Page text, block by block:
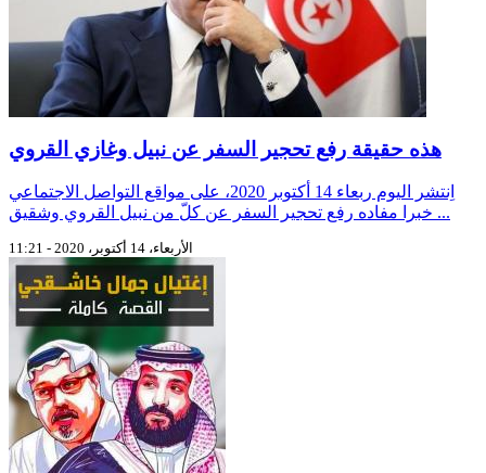
هذه حقيقة رفع تحجير السفر عن نبيل وغازي القروي
اِنتشر اليوم ربعاء 14 أكتوبر 2020، على مواقع التواصل الاجتماعي
خبرا مفاده رفع تحجير السفر عن كلّ من نبيل القروي وشقيق ...
الأربعاء، 14 أكتوبر، 2020 - 11:21